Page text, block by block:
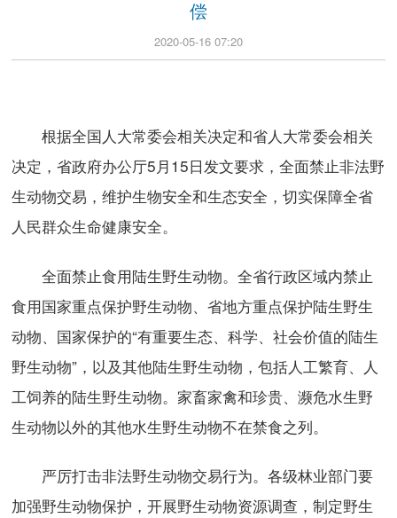
偿
2020-05-16 07:20
根据全国人大常委会相关决定和省人大常委会相关
决定，省政府办公厅5月15日发文要求，全面禁止非法野
生动物交易，维护生物安全和生态安全，切实保障全省
人民群众生命健康安全。
全面禁止食用陆生野生动物。全省行政区域内禁止
食用国家重点保护野生动物、省地方重点保护陆生野生
动物、国家保护的“有重要生态、科学、社会价值的陆生
野生动物”，以及其他陆生野生动物，包括人工繁育、人
工饲养的陆生野生动物。家畜家禽和珍贵、濒危水生野
生动物以外的其他水生野生动物不在禁食之列。
严厉打击非法野生动物交易行为。各级林业部门要
加强野生动物保护，开展野生动物资源调查，制定野生